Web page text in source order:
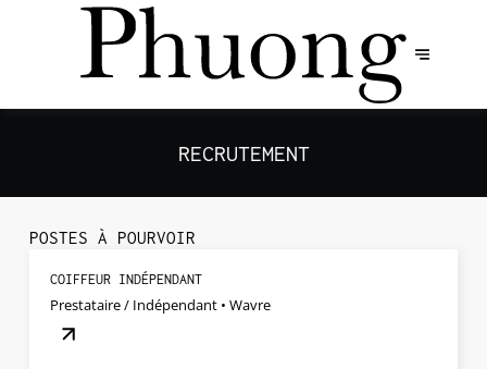
RECRUTEMENT
POSTES À POURVOIR
COIFFEUR INDÉPENDANT
Prestataire / Indépendant • Wavre